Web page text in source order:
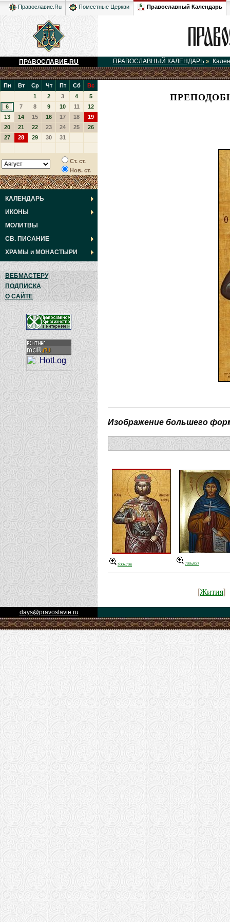
Православие.Ru Поместные Церкви Православный Календарь
ПРАВОСЛАВИЕ.RU ПРАВОСЛАВНЫЙ КАЛЕНДАРЬ »
Пн Вт Ср Чт Пт Сб
Вс
1
2 3 4
5
6
7 8 9 10 11
12
13
14 15 16 17 18
19
20
21 22 23 24 25
26
27
28 29 30 31
Ст. ст.
Нов. ст.
КАЛЕНДАРЬ
ИКОНЫ
МОЛИТВЫ
СВ. ПИСАНИЕ
ХРАМЫ и МОНАСТЫРИ
ВЕБМАСТЕРУ
ПОДПИСКА
О САЙТЕ
Изображение большего
500x708 700x957
[Жития]
days@pravoslavie.ru